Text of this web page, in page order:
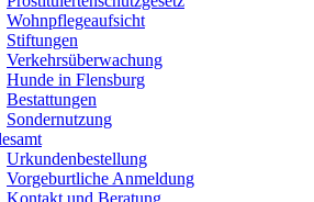
Wohnpflegeaufsicht
Stiftungen
Verkehrsüberwachung
Hunde in Flensburg
Bestattungen
Sondernutzung
Urkundenbestellung
Vorgeburtliche Anmeldung
Kontakt und Beratung